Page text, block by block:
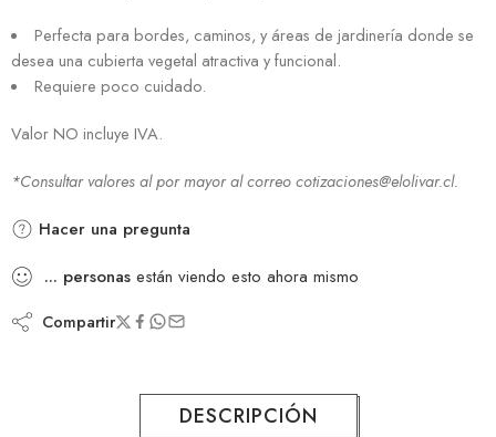
Perfecta para bordes, caminos, y áreas de jardinería donde se
desea una cubierta vegetal atractiva y funcional.
Requiere poco cuidado.
Valor NO incluye IVA.
*Consultar valores al por mayor al correo cotizaciones@elolivar.cl.
Hacer una pregunta
... personas están viendo esto ahora mismo
Compartir
DESCRIPCIÓN